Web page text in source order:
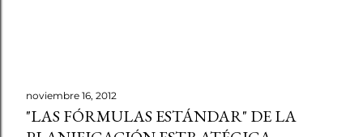
noviembre 16, 2012
"LAS FÓRMULAS ESTÁNDAR" DE LA